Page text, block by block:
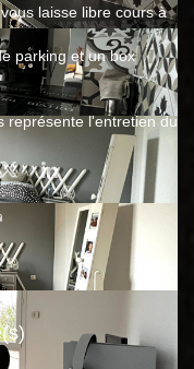
laisse libre cours à
parking et un box
représente l'entretien du